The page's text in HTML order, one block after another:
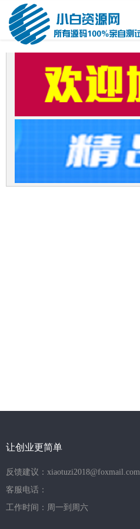
让创业更简单
反馈建议：xiaotuzi2018@foxmail.com
客服电话：
工作时间：周一到周六